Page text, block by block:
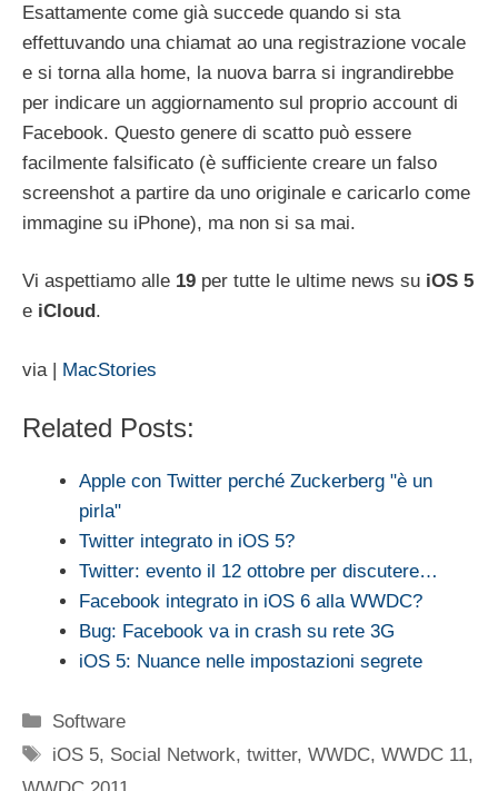
Esattamente come già succede quando si sta
effettuvando una chiamat ao una registrazione vocale
e si torna alla home, la nuova barra si ingrandirebbe
per indicare un aggiornamento sul proprio account di
Facebook. Questo genere di scatto può essere
facilmente falsificato (è sufficiente creare un falso
screenshot a partire da uno originale e caricarlo come
immagine su iPhone), ma non si sa mai.
Vi aspettiamo alle 19 per tutte le ultime news su iOS 5
e iCloud .
via | MacStories
Related Posts:
Apple con Twitter perché Zuckerberg "è un
pirla"
Twitter integrato in iOS 5?
Twitter: evento il 12 ottobre per discutere…
Facebook integrato in iOS 6 alla WWDC?
Bug: Facebook va in crash su rete 3G
iOS 5: Nuance nelle impostazioni segrete
Categorie
Software
Tag
iOS 5, Social Network,twitter,WWDC,WWDC 11,